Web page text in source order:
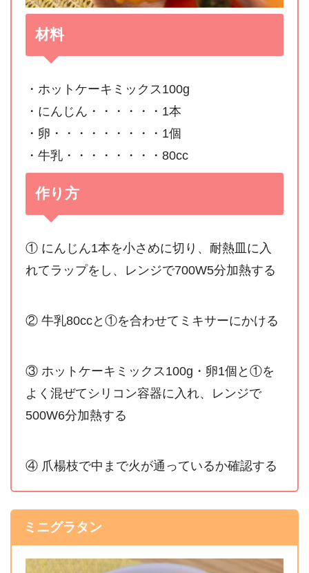
材料
・ホットケーキミックス100g
・にんじん・・・・・・1本
・卵・・・・・・・・・1個
・牛乳・・・・・・・・80cc
作り方
① にんじん1本を小さめに切り、耐熱皿に入
れてラップをし、レンジで700W5分加熱する
② 牛乳80ccと①を合わせてミキサーにかける
③ ホットケーキミックス100g・卵1個と①を
よく混ぜてシリコン容器に入れ、レンジで
500W6分加熱する
④ 爪楊枝で中まで火が通っているか確認する
ミニグラタン